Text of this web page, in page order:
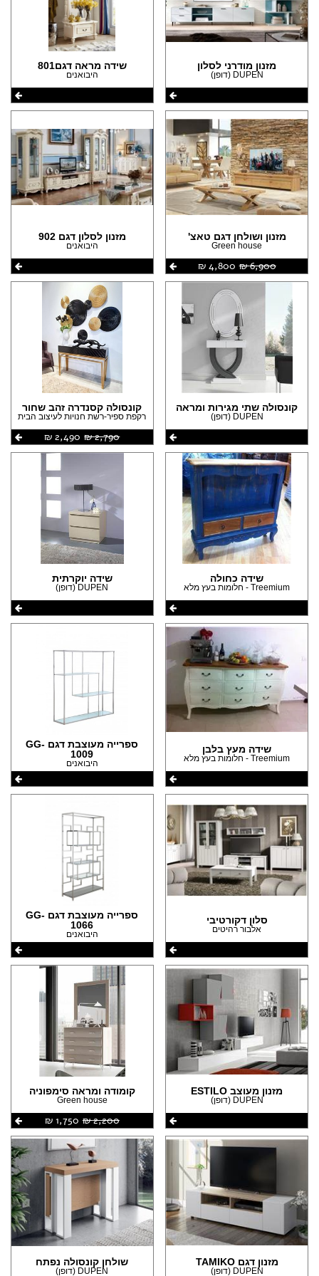
(1)
(1)
(1)
(8)
(7)
(1)
מזנון מודרני לסלון
DUPEN (דופן)
שידה מראה דגם801
היבואנים
מזנון ושולחן דגם טאצ'
Green house
6,900 ‏₪
4,800 ‏₪
מזנון לסלון דגם 902
היבואנים
קונסולה שתי מגירות ומראה
DUPEN (דופן)
קונסולה קסנדרה זהב שחור
רקפת ספיר-רשת חנויות לעיצוב הבית
2,790 ‏₪
2,490 ‏₪
שידה כחולה
Treemium - חלומות בעץ מלא
שידה יוקרתית
DUPEN (דופן)
שידה מעץ בלבן
Treemium - חלומות בעץ מלא
ספרייה מעוצבת דגם GG-
1009
היבואנים
סלון דקורטיבי
אלבור רהיטים
ספרייה מעוצבת דגם GG-
1066
היבואנים
מזנון מעוצב ESTILO
DUPEN (דופן)
קומודה ומראה סימפוניה
Green house
2,200 ‏₪
1,750 ‏₪
מזנון דגם TAMIKO
DUPEN (דופן)
שולחן קונסולה נפתח
DUPEN (דופן)